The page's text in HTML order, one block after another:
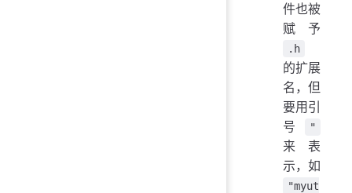
件也被
赋予
.h
的扩展
名，但
要用引
号
"
来表
示，如
"myut